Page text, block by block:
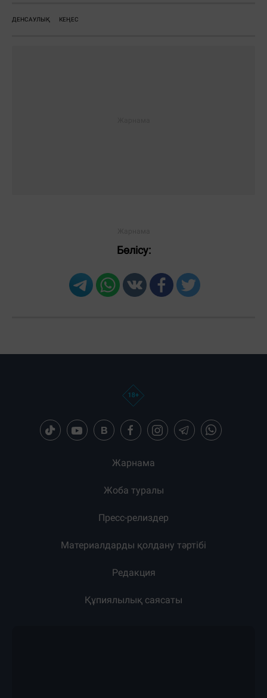
ДЕНСАУЛЫҚ КЕҢЕС
Бөлісу:
Жарнама
Жоба туралы
Пресс-релиздер
Материалдарды қолдану тәртібі
Редакция
Құпиялылық саясаты